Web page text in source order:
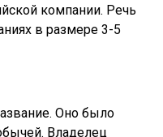
компании. Речь
в размере 3-5
Оно было
Владелец